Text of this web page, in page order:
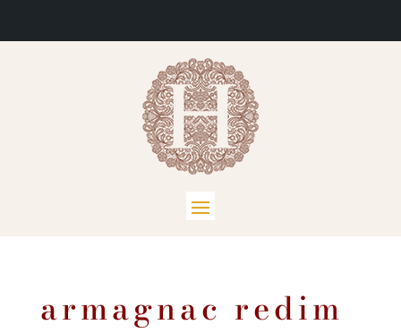
armagnac redim